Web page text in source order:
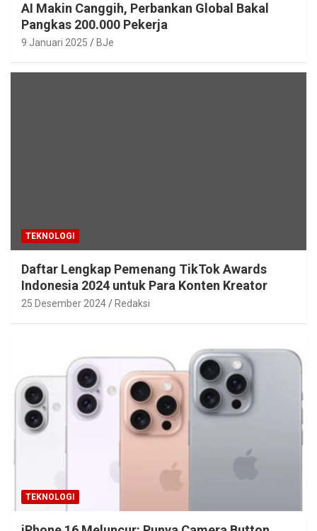
AI Makin Canggih, Perbankan Global Bakal
Pangkas 200.000 Pekerja
9 Januari 2025 BJe
TEKNOLOGI
Daftar Lengkap Pemenang TikTok Awards
Indonesia 2024 untuk Para Konten Kreator
25 Desember 2024 Redaksi
TEKNOLOGI